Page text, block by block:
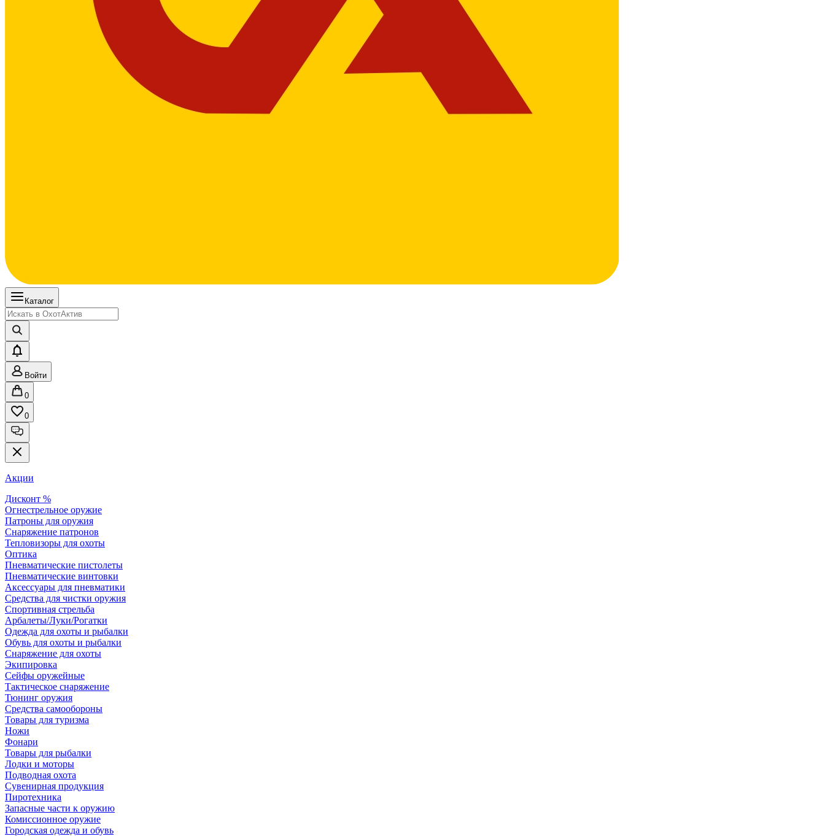
Каталог
Войти
0
0
Акции
Дисконт %
Огнестрельное оружие
Патроны для оружия
Снаряжение патронов
Тепловизоры для охоты
Оптика
Пневматические пистолеты
Пневматические винтовки
Аксессуары для пневматики
Средства для чистки оружия
Спортивная стрельба
Арбалеты/Луки/Рогатки
Одежда для охоты и рыбалки
Обувь для охоты и рыбалки
Снаряжение для охоты
Экипировка
Сейфы оружейные
Тактическое снаряжение
Тюнинг оружия
Средства самообороны
Товары для туризма
Ножи
Фонари
Товары для рыбалки
Лодки и моторы
Подводная охота
Сувенирная продукция
Пиротехника
Запасные части к оружию
Комиссионное оружие
Городская одежда и обувь